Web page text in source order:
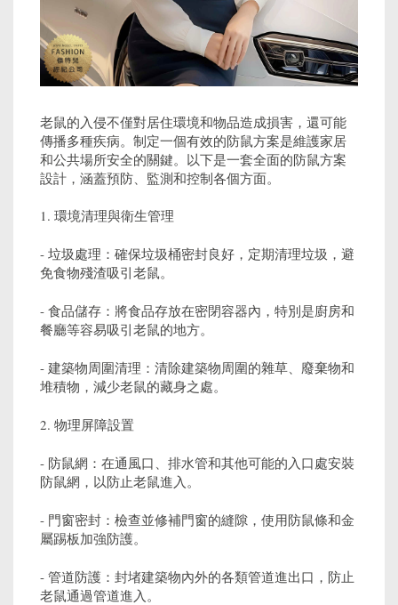
老鼠的入侵不僅對居住環境和物品造成損害，還可能
傳播多種疾病。制定一個有效的防鼠方案是維護家居
和公共場所安全的關鍵。以下是一套全面的防鼠方案
設計，涵蓋預防、監測和控制各個方面。
1. 環境清理與衛生管理
- 垃圾處理：確保垃圾桶密封良好，定期清理垃圾，避
免食物殘渣吸引老鼠。
- 食品儲存：將食品存放在密閉容器內，特別是廚房和
餐廳等容易吸引老鼠的地方。
- 建築物周圍清理：清除建築物周圍的雜草、廢棄物和
堆積物，減少老鼠的藏身之處。
2. 物理屏障設置
- 防鼠網：在通風口、排水管和其他可能的入口處安裝
防鼠網，以防止老鼠進入。
- 門窗密封：檢查並修補門窗的縫隙，使用防鼠條和金
屬踢板加強防護。
- 管道防護：封堵建築物內外的各類管道進出口，防止
老鼠通過管道進入。